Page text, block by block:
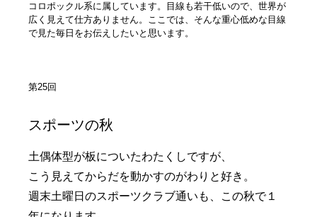
コロポックル系に属しています。目線も若干低いので、世界が
広く見えて仕方ありません。ここでは、そんな重心低めな目線
で見た毎日をお伝えしたいと思います。
第25回
スポーツの秋
土偶体型が板についたわたくしですが、
こう見えてからだを動かすのがわりと好き。
週末土曜日のスポーツクラブ通いも、この秋で１